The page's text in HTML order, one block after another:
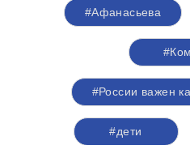
#Афанасьева
#России важен
#дети